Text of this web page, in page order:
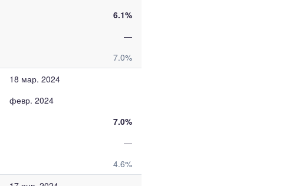
6.1%
—
7.0%
18 мар. 2024
февр. 2024
7.0%
—
4.6%